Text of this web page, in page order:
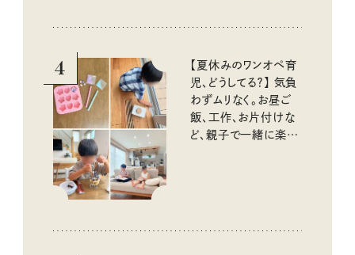
4
【夏休みのワンオペ育
児、どうしてる？】 気負
わずムリなく。お昼ご
飯、工作、お片付けな
ど、親子で一緒に楽し